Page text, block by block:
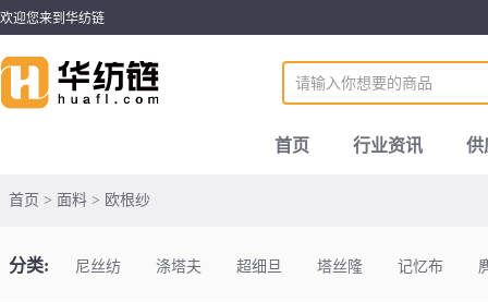
欢迎您来到华纺链
首页 行业资讯 供
首页 > 面料 > 欧根纱
分类: 尼丝纺 涤塔夫 超细旦 塔丝隆 记忆布